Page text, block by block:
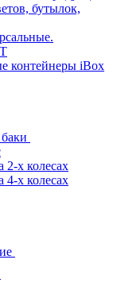
бутылок,
контейнеры iBox
х колесах
х колесах